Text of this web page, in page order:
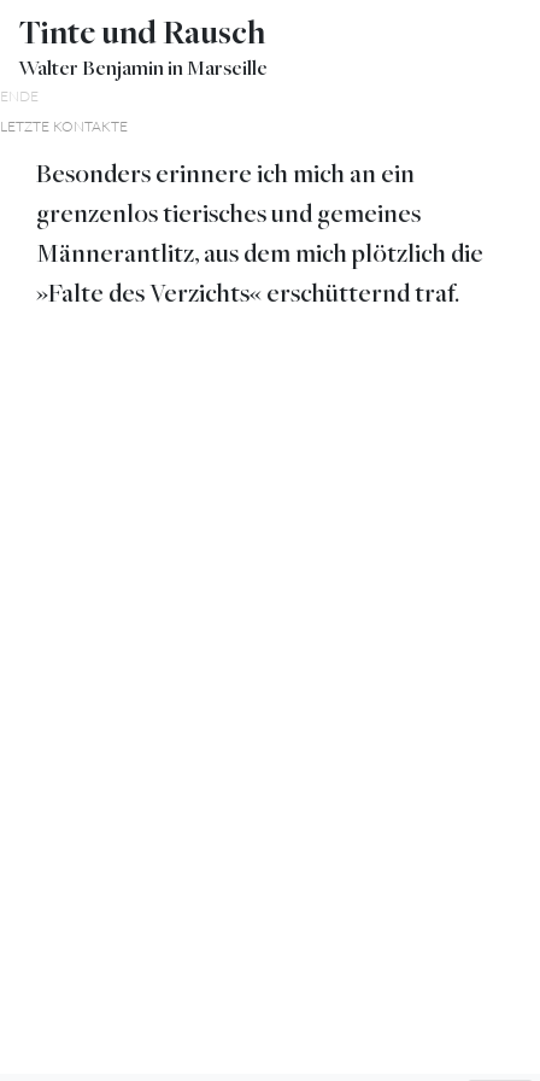
Tinte und Rausch
Walter Benjamin in Marseille
ENDE
LETZTE KONTAKTE
Besonders erinnere ich mich an ein
grenzenlos tierisches und gemeines
Männerantlitz, aus dem mich plötzlich die
»Falte des Verzichts« erschütternd traf.